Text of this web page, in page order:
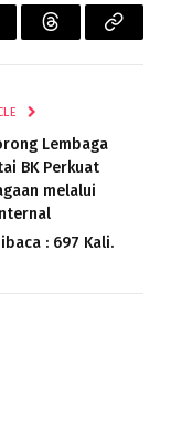
ThreadsCopy
Lembaga
BK Perkuat
melalui
: 697 Kali.